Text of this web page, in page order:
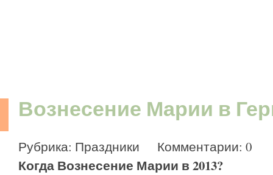
Вознесение Марии в
Рубрика: Праздники Комментарии: 0
Когда Вознесение Марии в 2013?